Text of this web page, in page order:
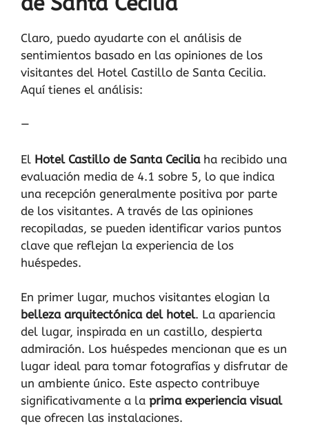
Claro, puedo ayudarte con el análisis de
sentimientos basado en las opiniones de los
visitantes del Hotel Castillo de Santa Cecilia.
Aquí tienes el análisis:
—
El Hotel Castillo de Santa Ceciliaha recibido una
evaluación media de 4.1 sobre 5, lo que indica
una recepción generalmente positiva por parte
de los visitantes. A través de las opiniones
recopiladas, se pueden identificar varios puntos
clave que reflejan la experiencia de los
huéspedes.
En primer lugar, muchos visitantes elogian la
belleza arquitectónica del hotel. La apariencia
del lugar, inspirada en un castillo, despierta
admiración. Los huéspedes mencionan que es un
lugar ideal para tomar fotografías y disfrutar de
un ambiente único. Este aspecto contribuye
significativamente a la prima experiencia visual
que ofrecen las instalaciones.